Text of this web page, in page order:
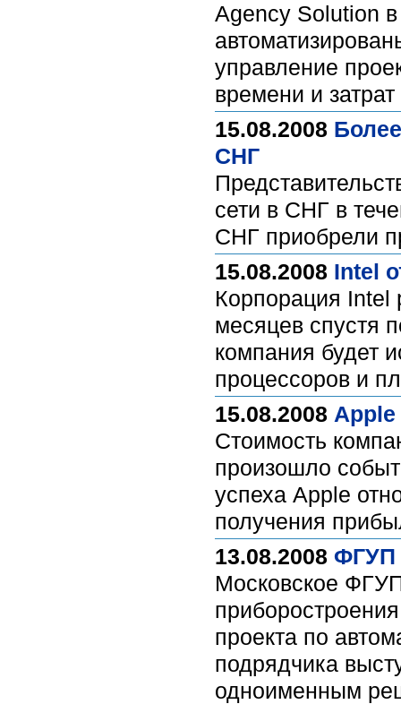
Agency Solution
управление
времени и
15.08.2008
СНГ
сети в СНГ в
СНГ приобрели
15.08.2008 Intel
Корпорация Intel
месяцев спустя
компания будет
процессоров и
15.08.2008 Apple
Стоимость
произошло
успеха Apple
получения
13.08.2008 ФГУП
Московское
проекта по
подрядчика
одноименным